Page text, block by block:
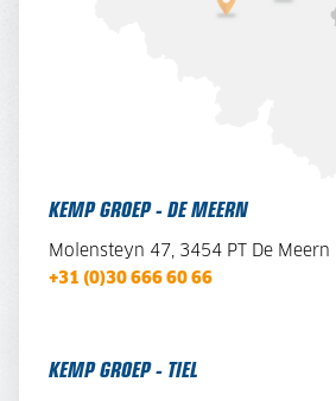
KEMP GROEP - DE MEERN
Molensteyn 47, 3454 PT De Meern
+31 (0)30 666 60 66
KEMP GROEP - TIEL